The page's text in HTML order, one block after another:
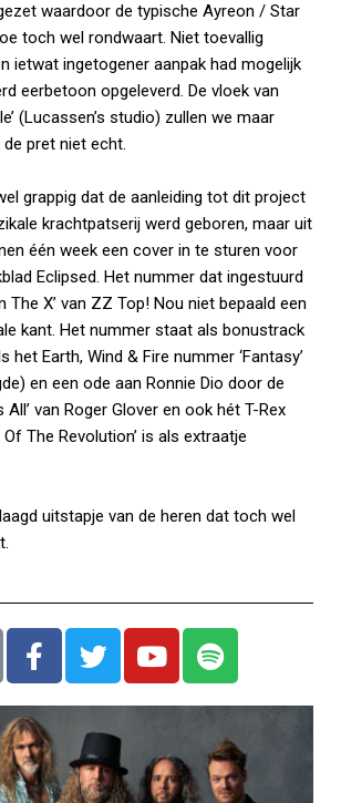
waardoor de typische Ayreon / Star
toch wel rondwaart. Niet toevallig
ietwat ingetogener aanpak had mogelijk
eerbetoon opgeleverd. De vloek van
(Lucassen’s studio) zullen we maar
pret niet echt.
grappig dat de aanleiding tot dit project
krachtpatserij werd geboren, maar uit
één week een cover in te sturen voor
Eclipsed. Het nummer dat ingestuurd
The X’ van ZZ Top! Nou niet bepaald een
kant. Het nummer staat als bonustrack
het Earth, Wind & Fire nummer ‘Fantasy’
en een ode aan Ronnie Dio door de
All’ van Roger Glover en ook hét T-Rex
The Revolution’ is als extraatje
uitstapje van de heren dat toch wel